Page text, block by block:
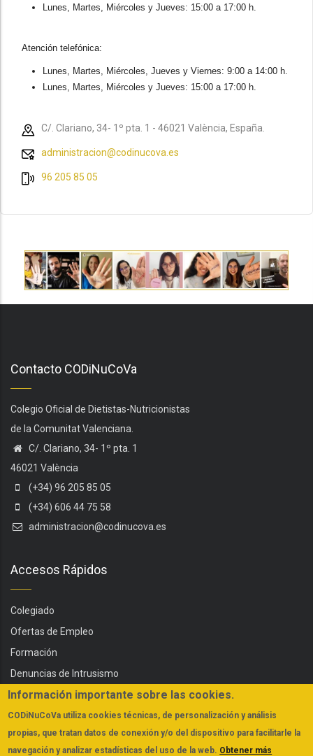
Lunes, Martes, Miércoles y Jueves: 15:00 a 17:00 h.
Atención telefónica:
Lunes, Martes, Miércoles, Jueves y Viernes: 9:00 a 14:00 h.
Lunes, Martes, Miércoles y Jueves: 15:00 a 17:00 h.
C/. Clariano, 34- 1º pta. 1 - 46021 València, España.
administracion@codinucova.es
96 205 85 05
Contacto CODiNuCoVa
Colegio Oficial de Dietistas-Nutricionistas
de la Comunitat Valenciana.
C/. Clariano, 34- 1º pta. 1
46021 València
(+34) 96 205 85 05
(+34) 606 44 75 58
administracion@codinucova.es
Accesos Rápidos
Colegiado
Ofertas de Empleo
Formación
Denuncias de Intrusismo
Servicios
Actualidad
FAQs
Información importante sobre las cookies.
CODiNuCoVa utiliza cookies técnicas, de personalización y análisis
propias, que tratan datos de conexión y/o del dispositivo para facilitarle la
navegación y analizar estadísticas del uso de la web. Obtener más